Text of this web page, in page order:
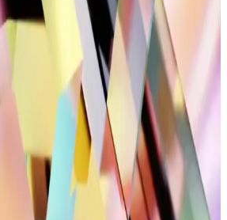
hafiflik, nefes alabilirlik ve dayanıklılık
günlük yaşamda konfor sağlar.
kullanım alanlarına göre seçilir.
Bağcık Teknolojileriyle
Tasarımları
ayakkabıları daha pratik ve konforlu
sağlıyor ve hareket özgürlüğünü
ve Spor Tarzı: Günümüz
ve Teknolojik